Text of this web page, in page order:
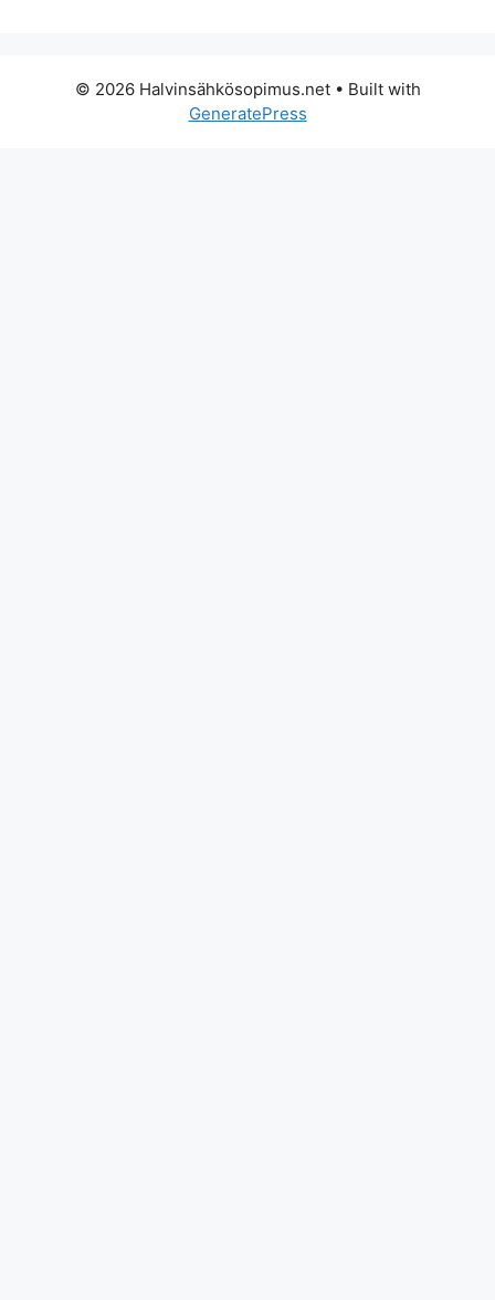
© 2026 Halvinsähkösopimus.net• Built with
GeneratePress